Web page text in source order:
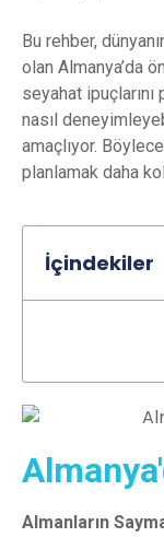
Bu rehber,
olan Almanya’da
seyahat ipuçlarını
nasıl
amaçlıyor.
planlamak daha
İçindekiler
Almanların